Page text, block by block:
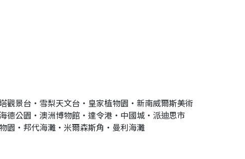
景台‧雪梨天文台‧皇家植物園‧新南威爾斯美術
德公園‧澳洲博物館‧達令港‧中國城‧派迪思市
園‧邦代海灘‧米爾森斯角‧曼利海灘